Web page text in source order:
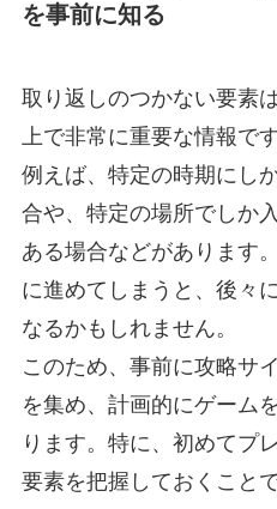
を事前に知る
取り返しのつかない要素
上で非常に重要な情報です
例えば、特定の時期にし
合や、特定の場所でしか
ある場合などがあります
に進めてしまうと、後々
なるかもしれません。
このため、事前に攻略サ
を集め、計画的にゲーム
ります。特に、初めてプ
要素を把握しておくこと